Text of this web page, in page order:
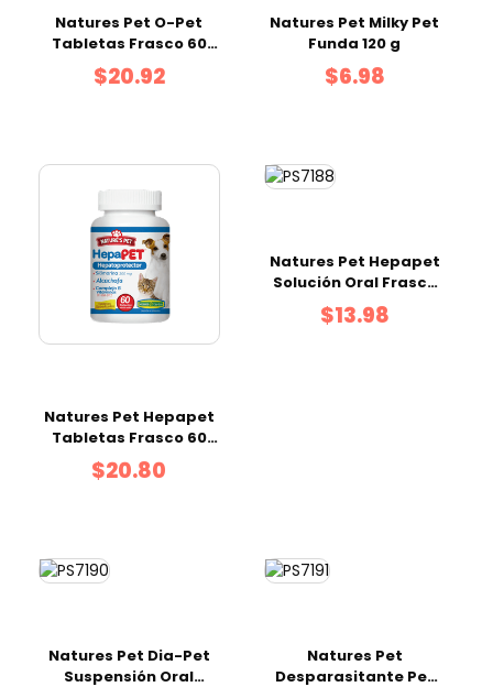
Natures Pet O-Pet
Tabletas Frasco 60
uds
$20.92
Natures Pet Milky Pet
Funda 120 g
$6.98
Natures Pet Hepapet
Tabletas Frasco 60
uds
$20.80
Natures Pet Hepapet
Solución Oral Frasco
120 ml
$13.98
Natures Pet Dia-Pet
Suspensión Oral
Natures Pet
Desparasitante Pet